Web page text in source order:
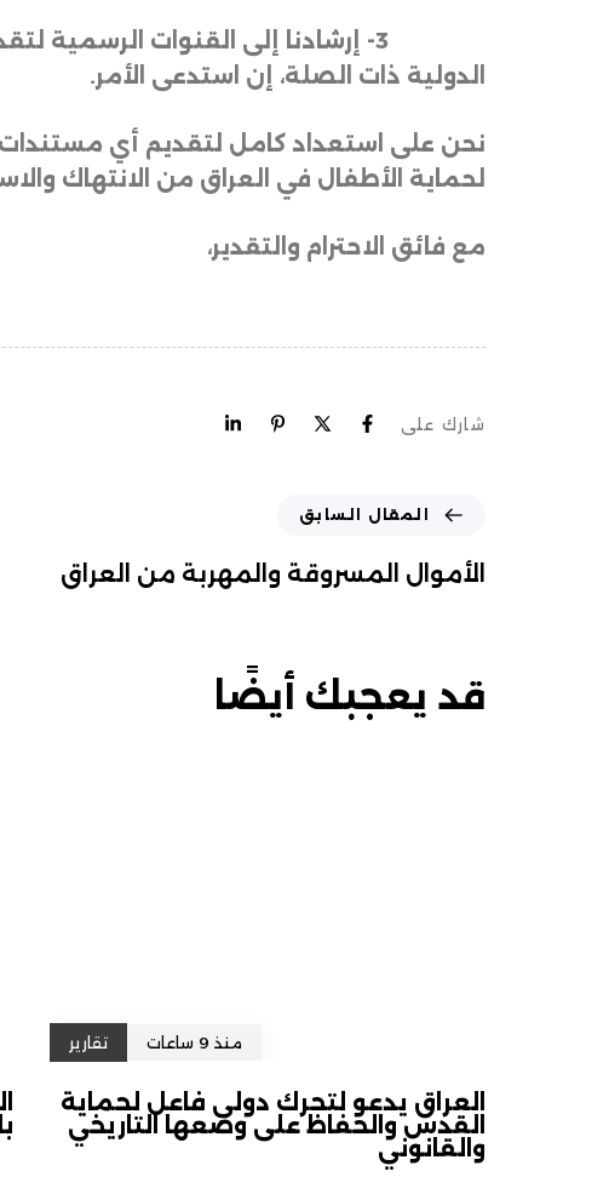
3- إرشادنا إلى القنوات الرسمية
الدولية ذات الصلة، إن استدعى الأمر.
نحن على استعداد كامل لتقديم أي
لحماية الأطفال في العراق من الانتهاك
مع فائق الاحترام والتقدير،
شارك على
المقال السابق
الأموال المسروقة والمهربة من العراق
قد يعجبك أيضًا
منذ 9 ساعات تقارير
العراق يدعو لتحرك دولي فاعل لحماية
القدس والحفاظ على وضعها التاريخي
والقانوني